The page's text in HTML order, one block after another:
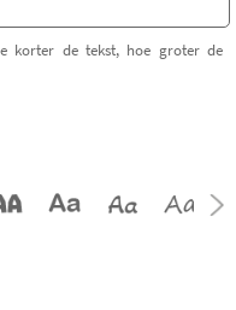
korter de tekst, hoe groter de